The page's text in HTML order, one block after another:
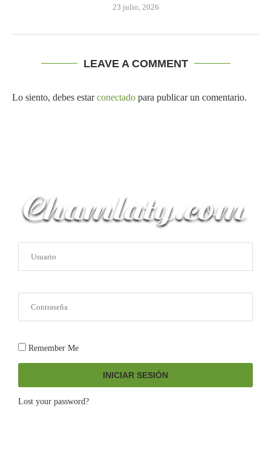
23 julio, 2026
LEAVE A COMMENT
Lo siento, debes estarconectado para publicar un comentario.
Remember Me
INICIAR SESIÓN
Lost your password?